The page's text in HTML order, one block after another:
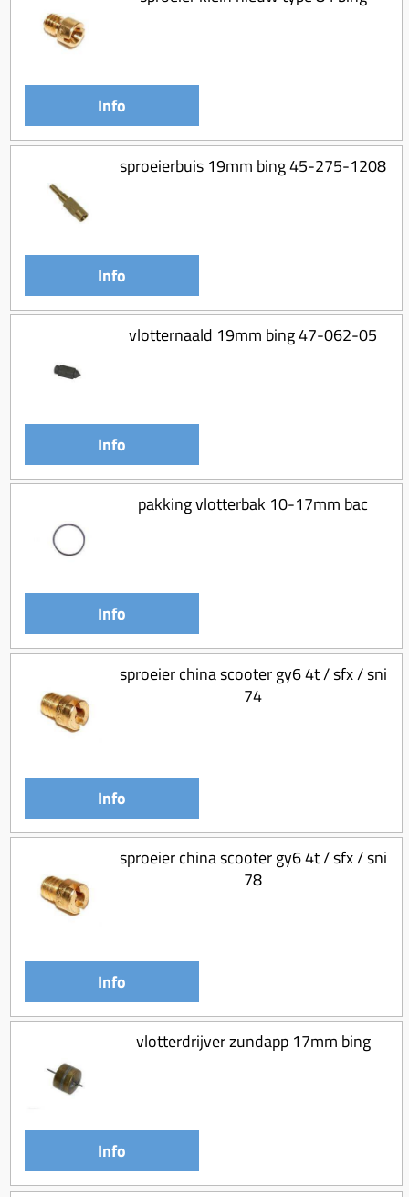
Info
sproeierbuis 19mm bing 45-275-1208
Info
vlotternaald 19mm bing 47-062-05
Info
pakking vlotterbak 10-17mm bac
Info
sproeier china scooter gy6 4t / sfx / sni
74
Info
sproeier china scooter gy6 4t / sfx / sni
78
Info
vlotterdrijver zundapp 17mm bing
Info